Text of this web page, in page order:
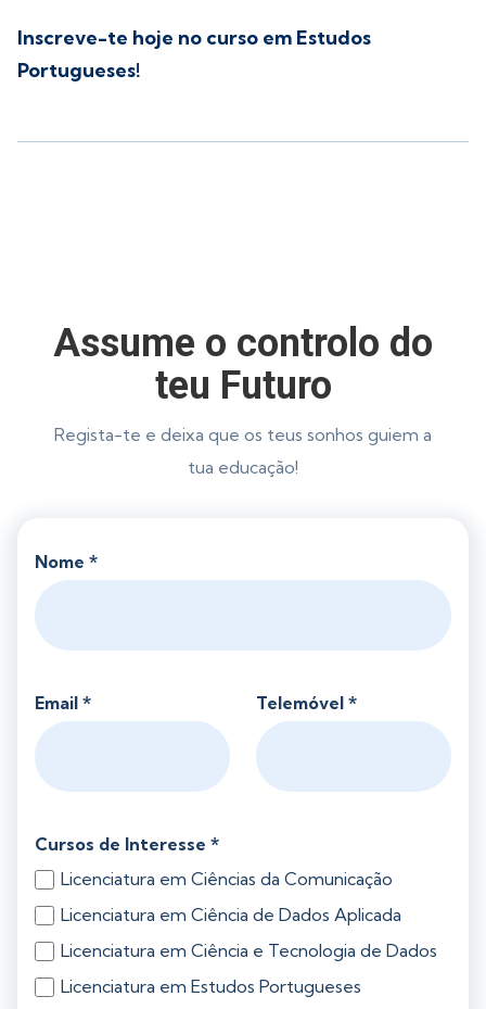
Inscreve-te hoje no curso em Estudos
Portugueses!
Assume o controlo do
teu Futuro
Regista-te e deixa que os teus sonhos guiem a
tua educação!
Nome *
Email * Telemóvel *
Cursos de Interesse *
Licenciatura em Ciências da Comunicação
Licenciatura em Ciência de Dados Aplicada
Licenciatura em Ciência e Tecnologia de Dados
Licenciatura em Estudos Portugueses